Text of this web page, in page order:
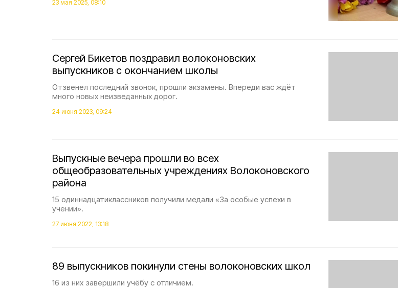
23 мая 2025, 08:10
Сергей Бикетов поздравил волоконовских
выпускников с окончанием школы
Отзвенел последний звонок, прошли экзамены. Впереди вас ждёт
много новых неизведанных дорог.
24 июня 2023, 09:24
Выпускные вечера прошли во всех
общеобразовательных учреждениях Волоконовского
района
15 одиннадцатиклассников получили медали «За особые успехи в
учении».
27 июня 2022, 13:18
89 выпускников покинули стены волоконовских школ
16 из них завершили учёбу с отличием.